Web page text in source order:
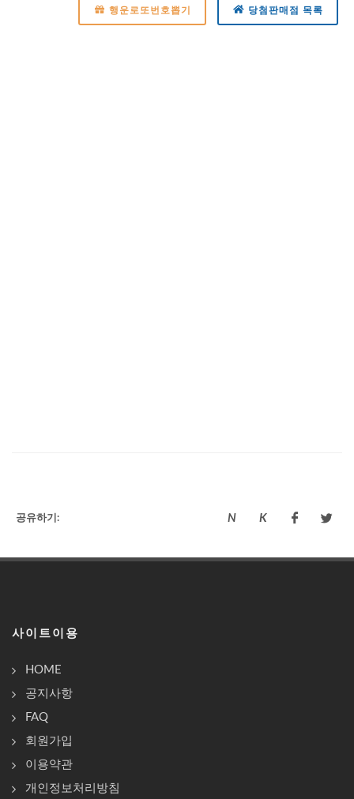
행운로또번호뽑기 당첨판매점 목록
공유하기: N K
사이트이용
HOME
공지사항
FAQ
회원가입
이용약관
개인정보처리방침